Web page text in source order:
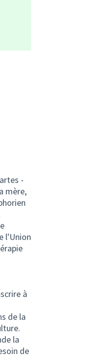
-
mère,
l'Union
à
de la
la
de